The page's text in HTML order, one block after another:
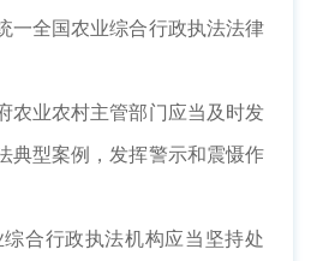
一全国农业综合行政执法法律
农业农村主管部门应当及时发
典型案例，发挥警示和震慑作
合行政执法机构应当坚持处